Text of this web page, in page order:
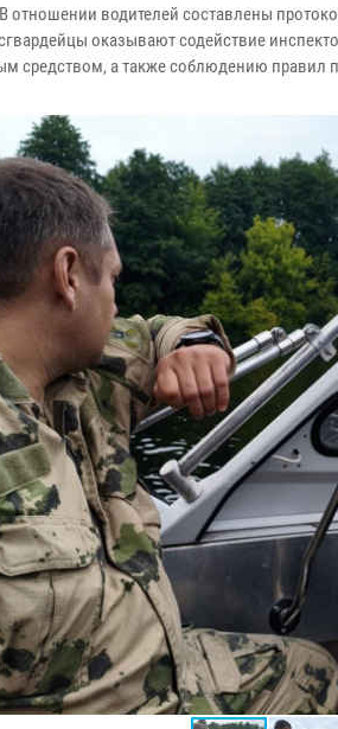
отношении водителей составлены
оказывают содействие
средством, а также соблюдению правил